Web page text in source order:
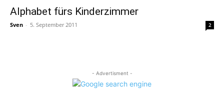
Alphabet fürs Kinderzimmer
Sven - 5. September 2011 2
- Advertisment -